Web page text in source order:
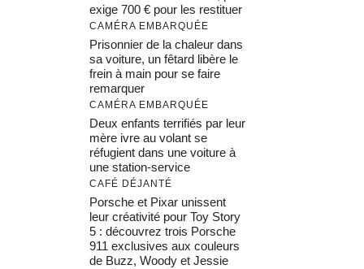
exige 700 € pour les restituer
CAMÉRA EMBARQUÉE
Prisonnier de la chaleur dans
sa voiture, un fêtard libère le
frein à main pour se faire
remarquer
CAMÉRA EMBARQUÉE
Deux enfants terrifiés par leur
mère ivre au volant se
réfugient dans une voiture à
une station-service
CAFÉ DÉJANTÉ
Porsche et Pixar unissent
leur créativité pour Toy Story
5 : découvrez trois Porsche
911 exclusives aux couleurs
de Buzz, Woody et Jessie